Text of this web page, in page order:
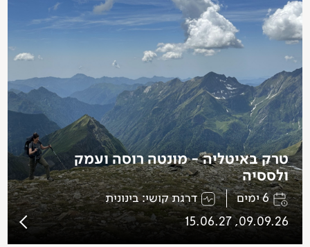
טרק באיטליה - מונטה רוסה ועמק
ולססיה
6 ימים
דרגת קושי: בינונית
09.09.26, 15.06.27